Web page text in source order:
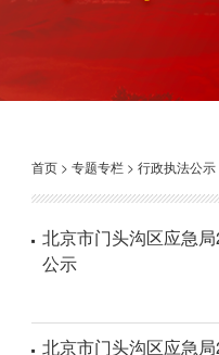
首页 >专题专栏 >行政执法公示
北京市门头沟区应急
公示
北京市门头沟区应急